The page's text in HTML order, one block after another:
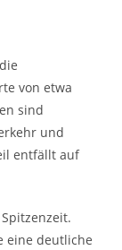
von etwa
sind
und
entfällt auf
eine deutliche